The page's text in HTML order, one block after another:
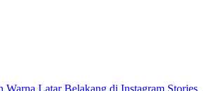
Warna Latar Belakang di Instagram Stories